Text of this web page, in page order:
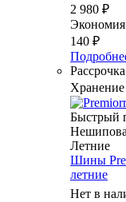
2 980 ₽
Экономия
140 ₽
Рассрочка
Хранение
Быстрый
Летние
Шины
летние
Нет в